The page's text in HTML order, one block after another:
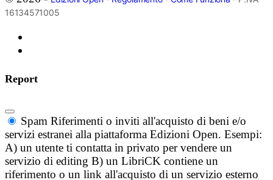
16134571005
Report
Spam Riferimenti o inviti all'acquisto di beni e/o
servizi estranei alla piattaforma Edizioni Open. Esempi:
A) un utente ti contatta in privato per vendere un
servizio di editing B) un LibriCK contiene un
riferimento o un link all'acquisto di un servizio esterno